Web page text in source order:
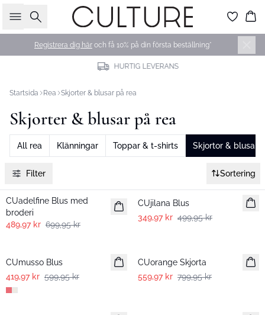
Sök
Registrera dig här och få 10% på din första beställning*
HURTIG LEVERANS
Startsida Rea Skjorter & blusar på rea
Skjorter & blusar på rea
All rea Klänningar Toppar & t-shirts Skjortor & blusar
Filter Sortering
-30%
CUadelfine Blus med
broderi
489,97 kr 699,95 kr
CUjilana Blus
349,97 kr 499,95 kr
CUmusso Blus
419,97 kr 599,95 kr
CUorange Skjorta
559,97 kr 799,95 kr
-30%